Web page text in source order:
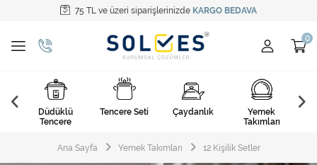
75 TL ve üzeri siparişlerinizde KARGO BEDAVA
Tüm Kategoriler
Pişirme Gereçleri
Yemek Takımları
Kahvaltı Takımları
Çatal Kaşık Bıçak
Düdüklü
Tencere
Tencere Seti Çaydanlık
Yemek
Takımları
Ana Sayfa Yemek Takımları 12 Kişilik Setler